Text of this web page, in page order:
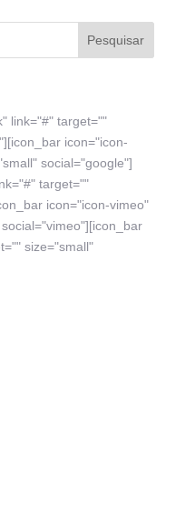
link="#" target=""
icon="icon-
social="google"]
target=""
icon="icon-vimeo"
size="small"